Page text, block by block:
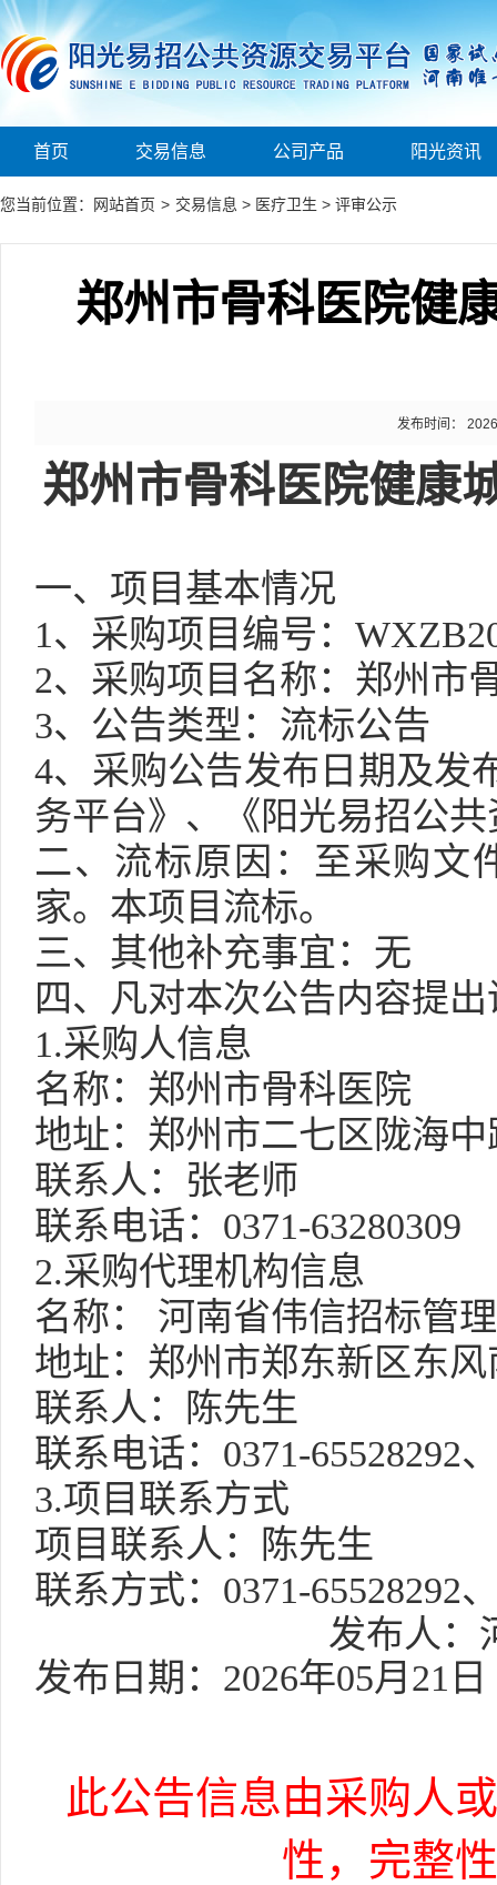
首页 交易信息 公司产品 阳光资讯
您当前位置： 网站首页 > 交易信息 > 医疗卫生 > 评审公示
郑州市骨科医院健
发布时间：
郑州市骨科医院健康
一、项目基本情况
1、采购项目编号：
2、采购项目名称： 郑州市
3、公告类型： 流标公告
4、 采购公告发布日期及发
务平台》、《阳光易招公
二、 流标原因 ：至采购文
家。本项目流标。
三、其他补充事宜： 无
四、凡对本次公告内容提
1.采购人信息
名称：郑州市骨科医院
地址：郑州市二七区陇海中
联系人：张老师
联系电话： 0371-63280309
2.采购代理机构信息
名称：
河南省伟信招标管
地址：郑州市郑东新区东
联系人：陈先生
联系电话： 0371-65528292
3.项目联系方式
项目联系人：陈先生
联系方式： 0371-65528292
发布人：
发布日期： 2026年05月 21 日
此公告信息由采购人
性，完整